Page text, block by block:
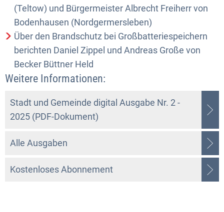
(Teltow) und Bürgermeister Albrecht Freiherr von
Bodenhausen (Nordgermersleben)
Über den Brandschutz bei Großbatteriespeichern
berichten Daniel Zippel und Andreas Große von
Becker Büttner Held
Weitere Informationen:
Stadt und Gemeinde digital Ausgabe Nr. 2 -
2025 (PDF-Dokument)
Alle Ausgaben
Kostenloses Abonnement